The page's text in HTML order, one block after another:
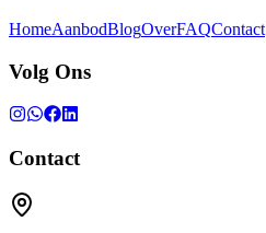
HomeAanbodBlogOverFAQContact
Volg Ons
Contact